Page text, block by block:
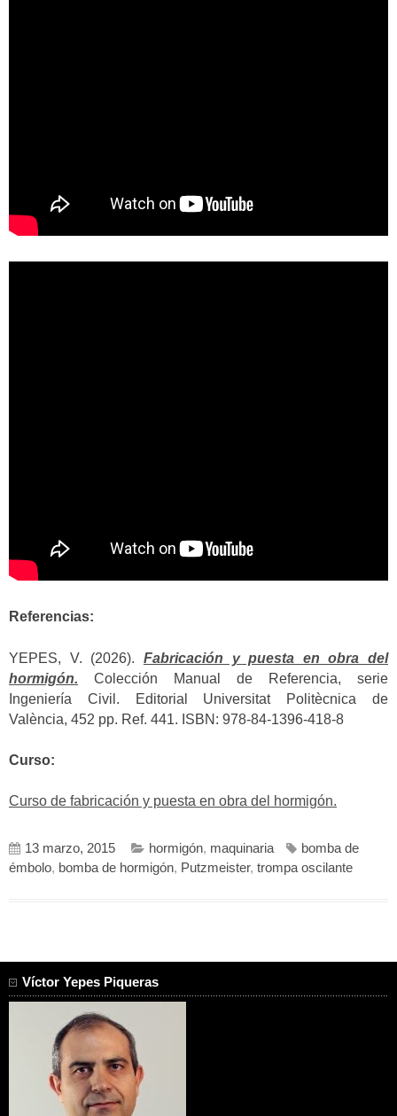
Referencias:
YEPES, V. (2026). Fabricación y puesta en obra del
hormigón. Colección Manual de Referencia, serie
Ingeniería Civil. Editorial Universitat Politècnica de
València, 452 pp. Ref. 441. ISBN: 978-84-1396-418-8
Curso:
Curso de fabricación y puesta en obra del hormigón.
13 marzo, 2015 hormigón, maquinaria
bomba de
émbolo, bomba de hormigón, Putzmeister, trompa oscilante
Víctor Yepes Piqueras